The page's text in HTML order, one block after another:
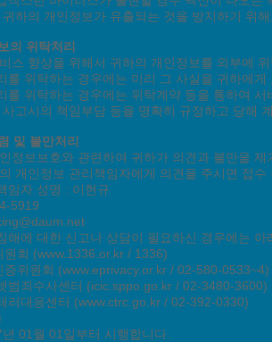
하의 개인정보가 유출되는 것을 방지하기 위
의 위탁처리
스 향상을 위해서 귀하의 개인정보를 외부에
를 위탁하는 경우에는 미리 그 사실을 귀하에게
를 위탁하는 경우에는 위탁계약 등을 통하여
고시의 책임부담 등을 명확히 규정하고 당해
및 불만처리
정보보호와 관련하여 귀하가 의견과 불만을
개인정보 관리책임자에게 의견을 주시면 접
임자 성명 : 이현규
5919
해에 대한 신고나 상담이 필요하신 경우에는
원회 (www.1336.or.kr / 1336)
증위원회 (www.eprivacy.or.kr / 02-580-0533~4)
범죄수사센터 (icic.sppo.go.kr / 02-3480-3600)
러대응센터 (www.ctrc.go.kr / 02-392-0330)
01월 01일부터 시행합니다.